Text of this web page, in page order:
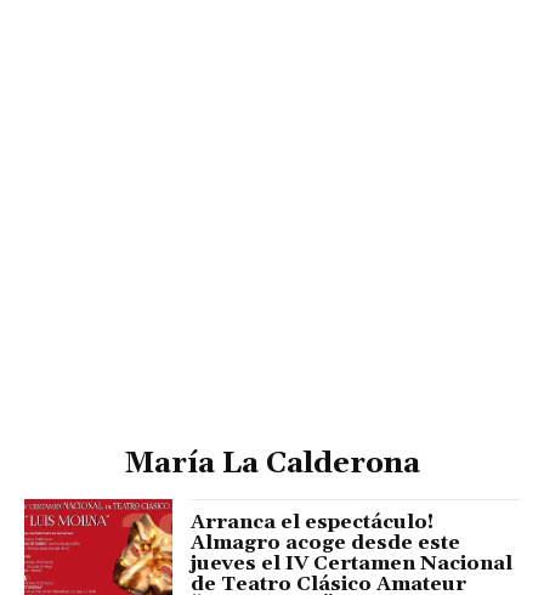
María La Calderona
Arranca el espectáculo!
Almagro acoge desde este
jueves el IV Certamen Nacional
de Teatro Clásico Amateur